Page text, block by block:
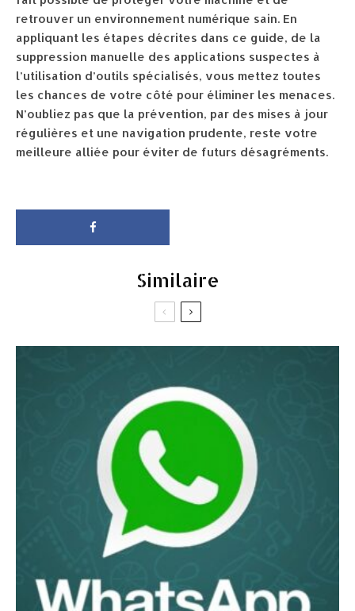
retrouver un environnement numérique sain. En
appliquant les étapes décrites dans ce guide, de la
suppression manuelle des applications suspectes à
l’utilisation d’outils spécialisés, vous mettez toutes
les chances de votre côté pour éliminer les menaces.
N’oubliez pas que la prévention, par des mises à jour
régulières et une navigation prudente, reste votre
meilleure alliée pour éviter de futurs désagréments.
Similaire